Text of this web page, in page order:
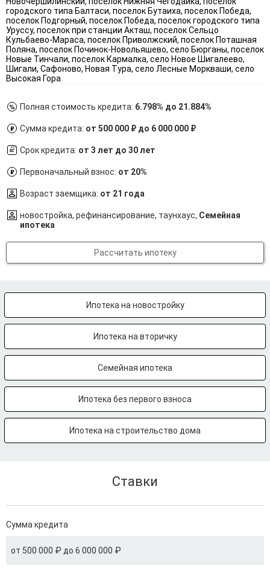
Полная стоимость кредита: 6.798% до 21.884%
Сумма кредита: от 500 000 ₽ до 6 000 000 ₽
Срок кредита: от 3 лет до 30 лет
Первоначальный взнос: от 20%
Возраст заемщика: от 21 года
новостройка, рефинансирование, таунхаус, Семейная
ипотека
Рассчитать ипотеку
Ипотека на новостройку
Ипотека на вторичку
Семейная ипотека
Ипотека без первого взноса
Ипотека на строительство дома
Ставки
Сумма кредита
от 500 000 ₽ до 6 000 000 ₽